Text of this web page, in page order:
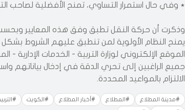
٭ وفي حال استمرار التساوي، تمنح الأفضلية لصاحب
وذكرت أن حركة النقل تطبق وفق هذه المعايير وبحسب
يمنح النظام الأولوية لمن تنطبق عليهم الشروط
الموقع الإلكتروني لوزارة التربية - الخدمات الإدارية
جميع الراغبين إلى تحري الدقة في إدخال بياناتهم
الالتزام بالمواعيد المحددة.
#مدينة المطلاع #المطلاع #أخبار المطلاع #الكويت